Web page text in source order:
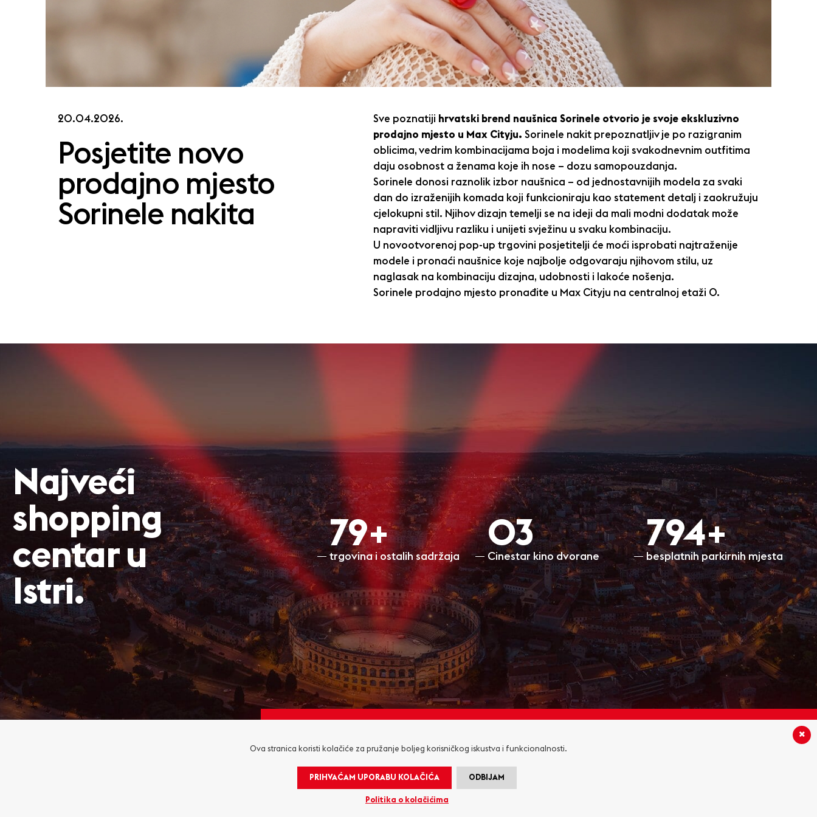
20.04.2026.
Posjetite novo
prodajno mjesto
Sorinele nakita
Sve poznatiji hrvatski brend naušnica Sorinele otvorio je svoje ekskluzivno
prodajno mjesto u Max Cityju. Sorinele nakit prepoznatljiv je po razigranim
oblicima, vedrim kombinacijama boja i modelima koji svakodnevnim outfitima
daju osobnost a ženama koje ih nose – dozu samopouzdanja.
Sorinele donosi raznolik izbor naušnica – od jednostavnijih modela za svaki
dan do izraženijih komada koji funkcioniraju kao statement detalj i zaokružuju
cjelokupni stil. Njihov dizajn temelji se na ideji da mali modni dodatak može
napraviti vidljivu razliku i unijeti svježinu u svaku kombinaciju.
U novootvorenoj pop-up trgovini posjetitelji će moći isprobati najtraženije
modele i pronaći naušnice koje najbolje odgovaraju njihovom stilu, uz
naglasak na kombinaciju dizajna, udobnosti i lakoće nošenja.
Sorinele prodajno mjesto pronađite u Max Cityju na centralnoj etaži O.
Najveći
shopping
centar u
Istri.
80+
trgovina i ostalih sadržaja
O3
Cinestar kino dvorane
800+
besplatnih parkirnih mjesta
Ova stranica koristi kolačiće za pružanje boljeg korisničkog iskustva i funkcionalnosti.
PRIHVAĆAM UPORABU KOLAČIĆA ODBIJAM
Politika o kolačićima